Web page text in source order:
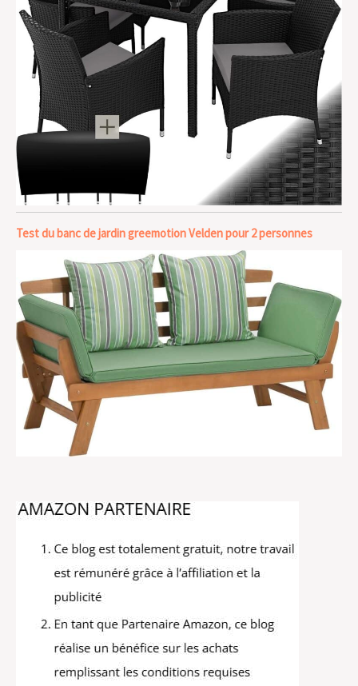
Test du banc de jardin greemotion Velden pour 2 personnes